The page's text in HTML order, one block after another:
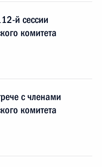
й сессии
комитета
с членами
комитета